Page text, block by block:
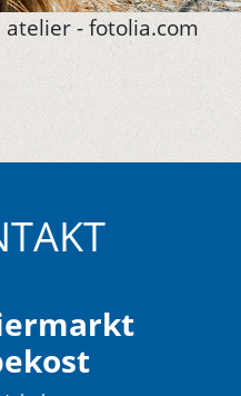
- fotolia.com